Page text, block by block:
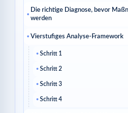
Die richtige Diagnose, bevor
werden
Vierstufiges Analyse-Framework
Schritt 1
Schritt 2
Schritt 3
Schritt 4